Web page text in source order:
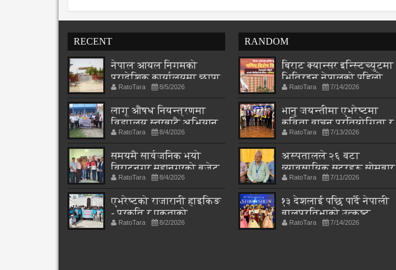
RECENT
नेपाल आयल निगमको
प्रादेशिक कार्यालयमा छापा
RatoTara 8/5/2026
लागू औषध नियन्त्रणमा
विद्यालय स्तरबाटै अभियान
शुरुRatoTara 8/4/2026
समयमै सार्वजनिक भयो
विराटनगर महानगरको बजेट
पुस्तिका, कार्यान्वयन
प्रक्रिया पनि सुरु
RatoTara 8/4/2026
एभरेष्टको राजारानी हाइकिङ
- प्रकृति र एकताको
पाठशाला
RatoTara 8/2/2026
RANDOM
बिराट क्यान्सर इन्स्टिच्युटमा
भित्रिइन् नेपालको पहिलो
अंको फिजियोथेरापिस्ट
अस्मिता श्रेष्ठ
RatoTara 7/14/2026
भानु जयन्तीमा एभरेष्टमा
कविता वाचन प्रतियोगिता र
स्रष्टालाई सम्मान
RatoTara 7/13/2026
अस्पतालले २६ वटा
व्यावसायिक सटरहरू सोमबार
भत्काइने
RatoTara 7/11/2026
१३ देशलाई पछि पार्दै नेपाली
बालप्रतिभाको उत्कृष्ट
प्रदर्शन, विश्वभर चम्कियो
RatoTara 7/14/2026